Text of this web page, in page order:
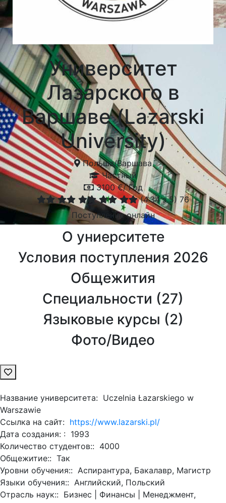
Университет
Лазарского в
Варшаве (Lazarski
University)
Польша/Варшава
Частный
3100 €/ Год
(4.34з 5) 76
Поступление онлайн
О униерситете
Условия поступления 2026
Общежития
Специальности (27)
Языковые курсы (2)
Фото/Видео
Название университета: Uczelnia Łazarskiego w
Warszawie
Ссылка на сайт: https://www.lazarski.pl/
Дата создания: : 1993
Количество студентов:: 4000
Общежитие:: Так
Уровни обучения:: Аспирантура, Бакалавр, Магистр
Языки обучения:: Английский, Польский
Отрасль наук:: Бизнес | Финансы | Менеджмент,